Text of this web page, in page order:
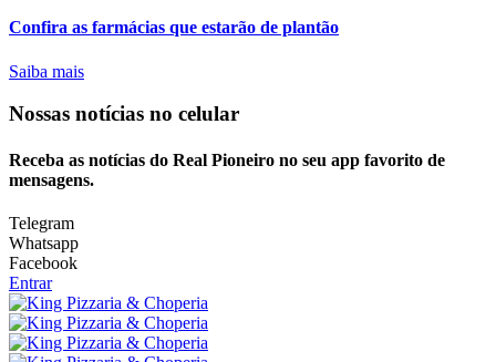
Confira as farmácias que estarão de plantão
Saiba mais
Nossas notícias no celular
Receba as notícias do Real Pioneiro no seu app favorito de
mensagens.
Telegram
Whatsapp
Facebook
Entrar